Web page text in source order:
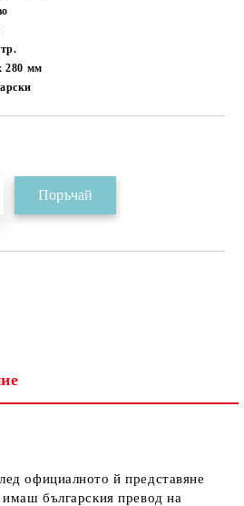
280 мм
официалното й представяне
българския превод на